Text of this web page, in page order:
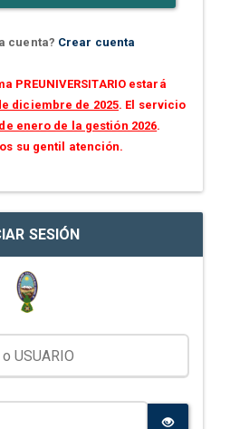
cuenta? Crear cuenta
PREUNIVERSITARIO estará
diciembre de 2025. El servicio
enero de la gestión 2026.
su gentil atención.
SESIÓN